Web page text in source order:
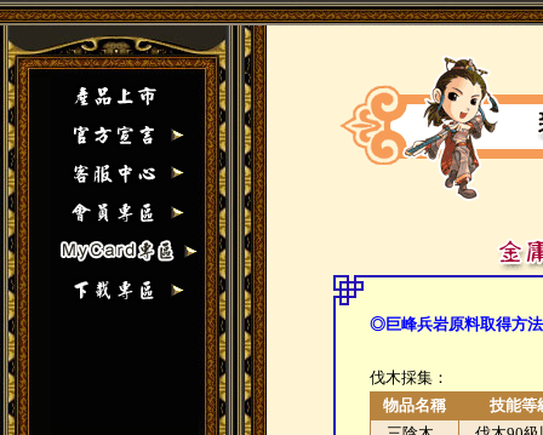
◎巨峰兵岩原料取得方法
伐木採集：
物品名稱
技能等